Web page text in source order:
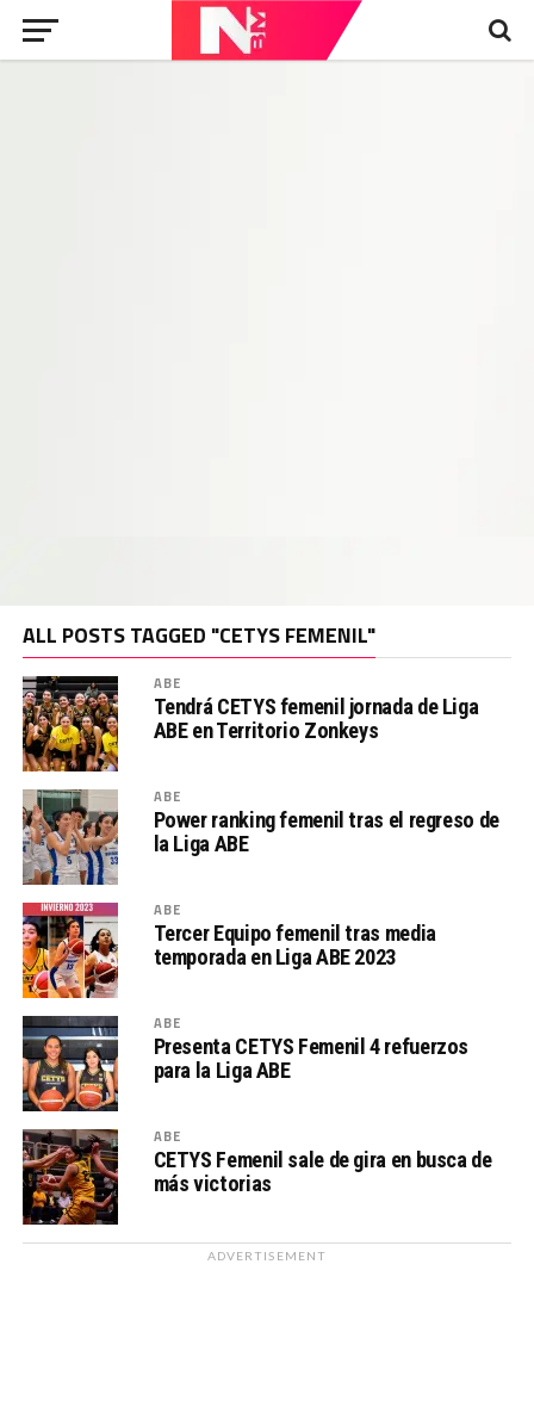
ALL POSTS TAGGED "CETYS FEMENIL"
ABE
Tendrá CETYS femenil jornada de Liga
ABE en Territorio Zonkeys
ABE
Power ranking femenil tras el regreso de
la Liga ABE
ABE
Tercer Equipo femenil tras media
temporada en Liga ABE 2023
ABE
Presenta CETYS Femenil 4 refuerzos
para la Liga ABE
ABE
CETYS Femenil sale de gira en busca de
más victorias
ADVERTISEMENT